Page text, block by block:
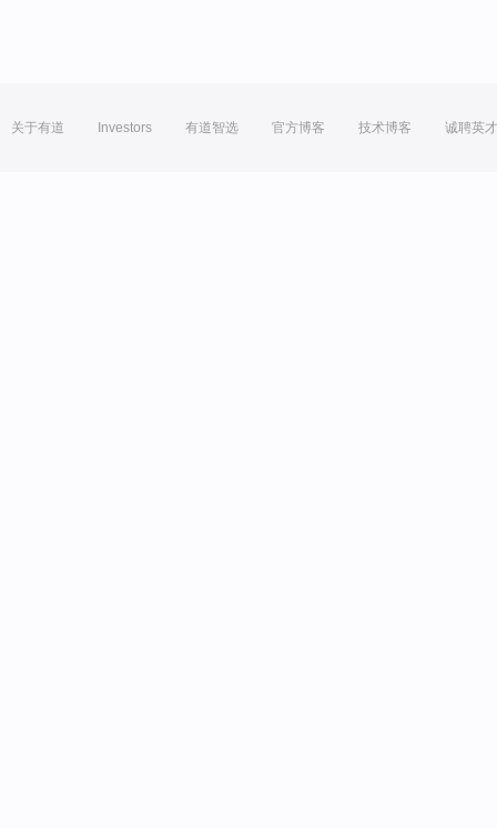
关于有道 Investors 有道智选 官方博客 技术博客 诚聘英才